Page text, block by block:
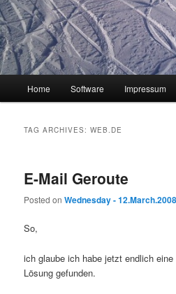
Home Software Impressum
TAG ARCHIVES:WEB.DE
E-Mail Geroute
Posted onWednesday - 12.March.2008
So,
ich glaube ich habe jetzt endlich
Lösung gefunden.